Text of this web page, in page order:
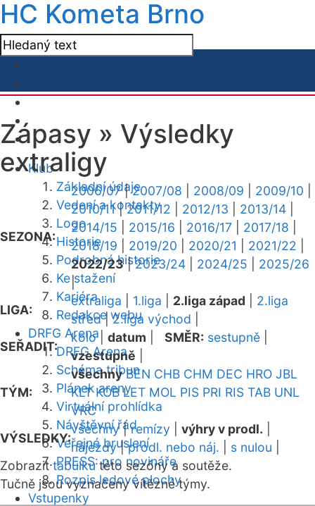
HC Kometa Brno
Klub
Základní údaje
Vedení a kontakty
Logo
Historie
Podrobná historie
Ke stažení
Kariéra
Redakce webu
DRFG Arena
DRFG Arena
Schéma tribun
Plánek areny
Virtuální prohlídka
Návštěvní řád
Veřejné bruslení
PRESS: pro novináře
Rozpis ledové plochy
Vstupenky
Zápasy » Výsledky
extraligy
SEZONA:
2006/07|2007/08 2008/09 2009/10
2010/11|2011/12 2012/13 2013/14
2014/15
2015/16 2016/17 2017/18
2018/19
2019/20 2020/21 2021/22
2022/23|2023/24 2024/25
2025/26
|
LIGA:
extraliga 1.liga 2.liga západ
2.liga
střed|2.liga východ
SEŘADIT:
kolo| datum SMĚR: sestupně
vzestupně
TÝM:
všechny BEN CHB CHM DEC HRO JBL
KLT KOB LET MOL PIS PRI RIS TAB UNL
VRC
VÝSLEDKY:
všechny|remízy výhry v prodl.
nájezdy|prodl. nebo náj. s nulou
Zobrazittabulkutéto sezóny a soutěže.
Tučně jsou vyznačeny vítězné týmy.